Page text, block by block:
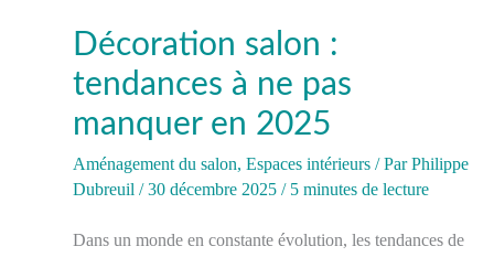
Décoration salon :
tendances à ne pas
manquer en 2025
Aménagement du salon, Espaces intérieurs / ParPhilippe
Dubreuil /30 décembre 2025 / 5 minutes de lecture
Dans un monde en constante évolution, les tendances de